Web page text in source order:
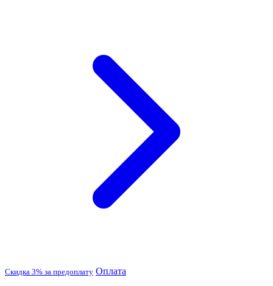
Скидка 3% за предоплату Оплата